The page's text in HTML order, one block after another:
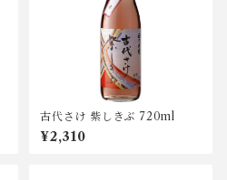
古代さけ 紫しきぶ 720ml
¥2,310